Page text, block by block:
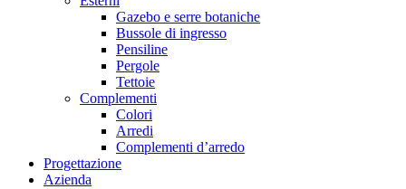
Gazebo e serre botaniche
Bussole di ingresso
Pensiline
Pergole
Tettoie
Complementi
Colori
Arredi
Complementi d’arredo
Progettazione
Azienda